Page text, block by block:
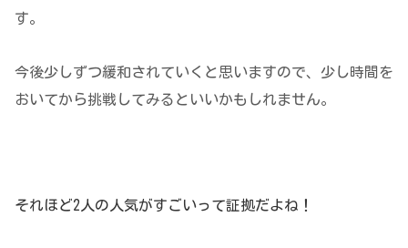
す。
今後少しずつ緩和されていくと思いますので、少し時間を
おいてから挑戦してみるといいかもしれません。
それほど2人の人気がすごいって証拠だよね！